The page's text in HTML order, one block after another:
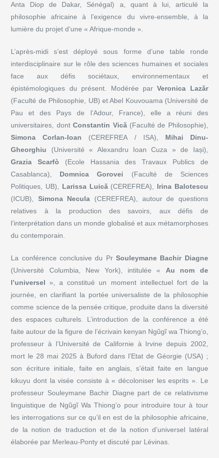
Anta Diop de Dakar, Sénégal) a, quant à lui, articulé la
philosophie africaine à l’exigence du vivre-ensemble, à la
lumière du projet d’une « Afrique-monde ».
L’après-midi s’est déployé sous forme d’une table ronde
interdisciplinaire sur le rôle des sciences humaines et sociales
face aux défis sociétaux, environnementaux et
épistémologiques du présent. Modérée parVeronica Lazăr
(Faculté de Philosophie, UB) et Abel Kouvouama (Université de
Pau et des Pays de l’Adour, France), elle a réuni des
universitaires, dontConstantin Vică(Faculté de Philosophie),
Simona Corlan-Ioan (CEREFREA / ISA), Mihai Dinu-
Gheorghiu (Université « Alexandru Ioan Cuza » de Iași),
Grazia Scarfò (Ecole Hassania des Travaux Publics de
Casablanca), Domnica Gorovei (Faculté de Sciences
Politiques, UB), Larissa Luică(CEREFREA), Irina Balotescu
(ICUB), Simona Necula (CEREFREA), autour de questions
relatives à la production des savoirs, aux défis de
l’interprétation dans un monde globalisé et aux métamorphoses
du contemporain.
La conférence conclusive du Pr Souleymane Bachir Diagne
(Université Columbia, New York), intitulée « Au nom de
l’universel », a constitué un moment intellectuel fort de la
journée, en clarifiant la portée universaliste de la philosophie
comme science de la pensée critique, produite dans la diversité
des espaces culturels. L’introduction de la conférence a été
faite autour de la figure de l’écrivain kenyan Ngũgĩ wa Thiong’o,
professeur à l’Université de Californie à Irvine depuis 2002,
mort le 28 mai 2025 à Buford dans l’Etat de Géorgie (USA) ;
son écriture initiale, faite en anglais, s’était faite en langue
kikuyu dont la visée consiste à « décoloniser les esprits ». Le
professeur Souleymane Bachir Diagne part de ce relativisme
linguistique de Ngũgĩ Wa Thiong’o pour introduire tour à tour
les interrogations sur ce qu’il en est de la philosophie africaine,
de la notion de traduction et de la notion d’universel latéral
élaborée par Merleau-Ponty et discuté par Lévinas.